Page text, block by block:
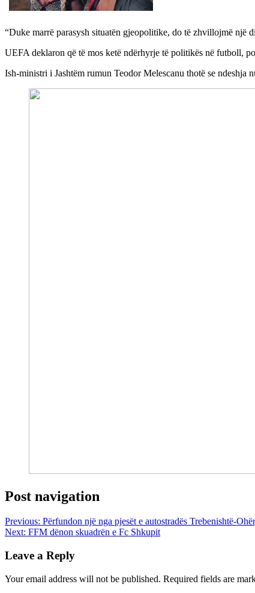
“Duke marrë parasysh situatën gjeopolitike, do të zhvillojmë një
UEFA deklaron që të mos ketë ndërhyrje të politikës në futboll,
Ish-ministri i Jashtëm rumun Teodor Melescanu thotë se
Post navigation
Previous: Përfundon një nga pjesët e autostradës Trebenishtë-
Next: FFM dënon skuadrën e Fc Shkupit
Leave a Reply
Your email address will not be published. Required fields are